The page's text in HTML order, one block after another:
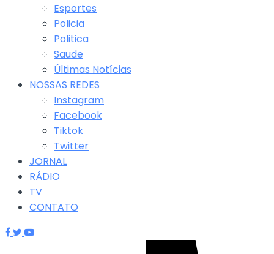
Esportes
Policia
Politica
Saude
Últimas Notícias
NOSSAS REDES
Instagram
Facebook
Tiktok
Twitter
JORNAL
RÁDIO
TV
CONTATO